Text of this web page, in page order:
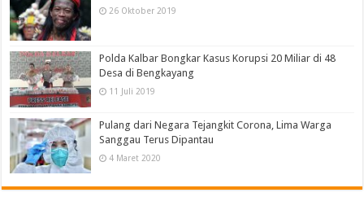
26 Oktober 2019
Polda Kalbar Bongkar Kasus Korupsi 20 Miliar di 48
Desa di Bengkayang
11 Juli 2019
Pulang dari Negara Tejangkit Corona, Lima Warga
Sanggau Terus Dipantau
4 Maret 2020